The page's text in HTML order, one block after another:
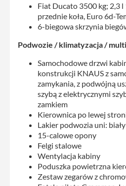
Fiat Ducato 3500 kg; 2,3
przednie koła, Euro 6d-
6-biegowa skrzynia
Podwozie / klimatyzacja /
Samochodowe drzwi
konstrukcji KNAUS z
zamykania, z podwójną
szybą z elektrycznymi
zamkiem
Kierownica po lewej
Lakier podwozia uni: biały
15-calowe opony
Felgi stalowe
Wentylacja kabiny
Poduszka powietrzna
Zestaw zegarów z